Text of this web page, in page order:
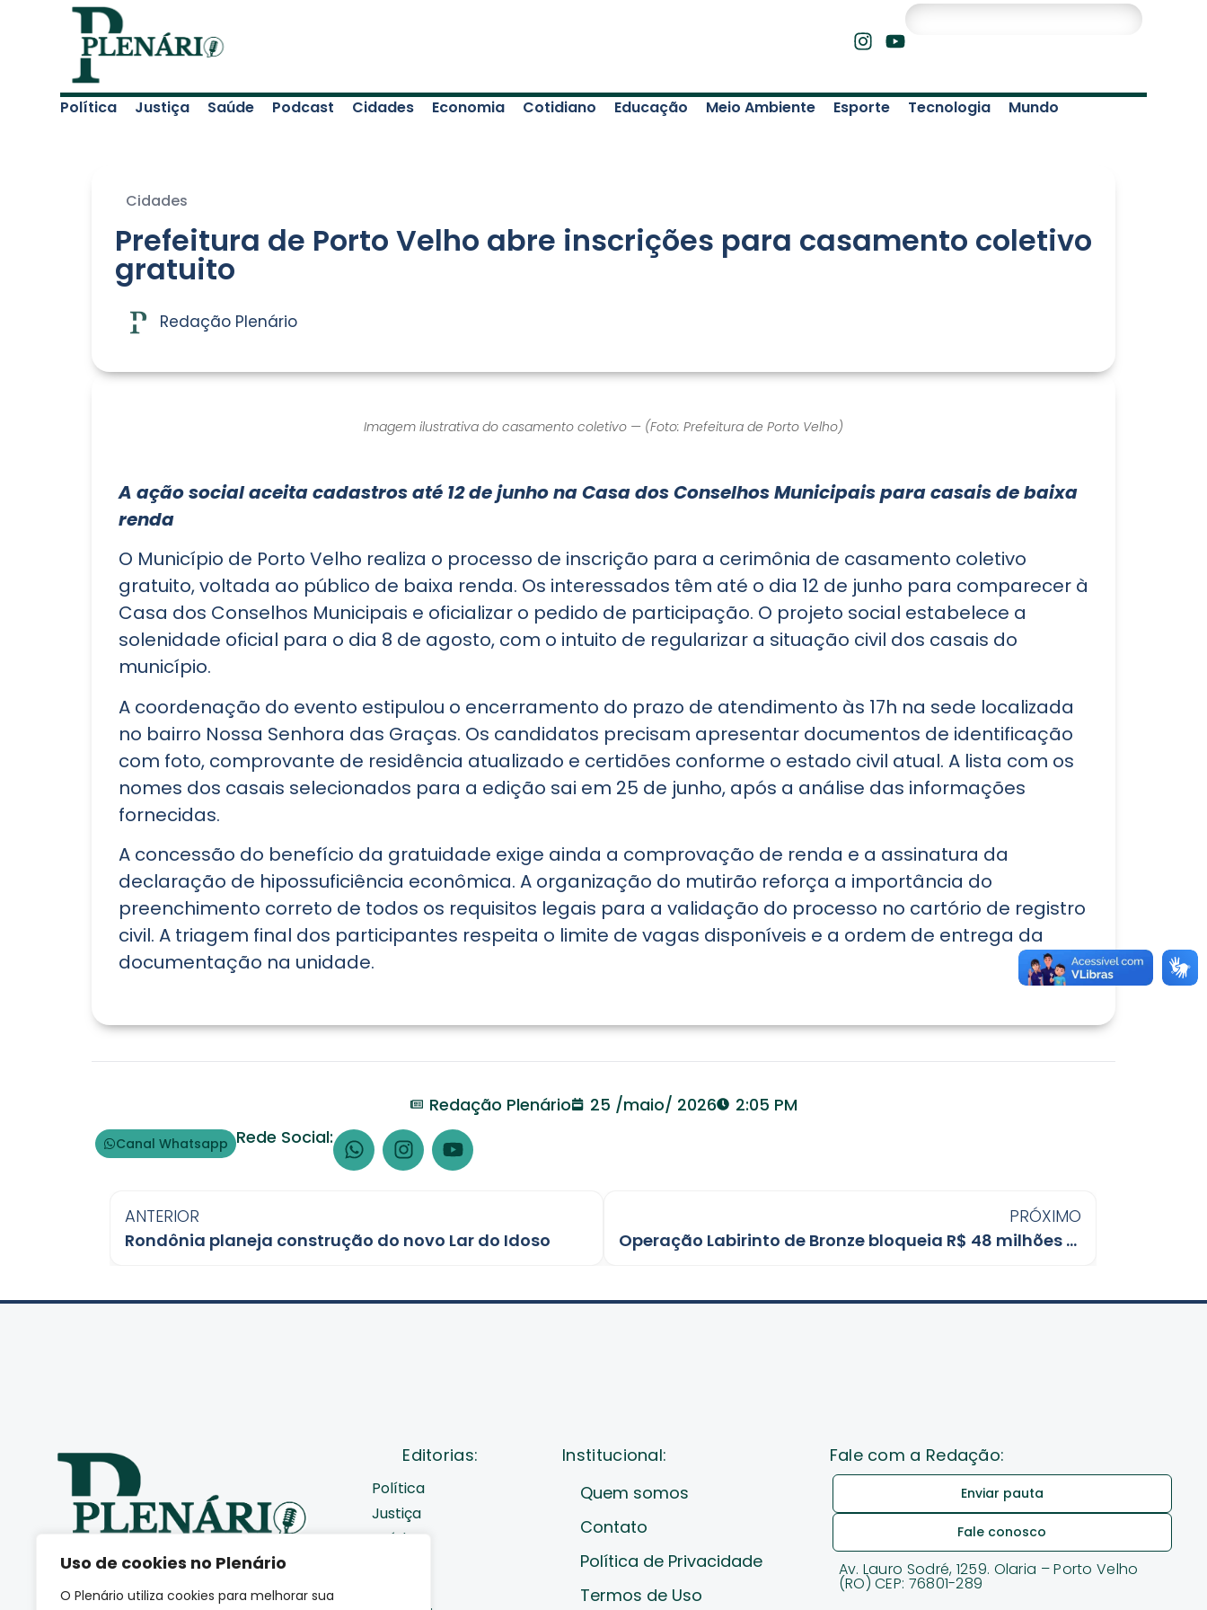
Uso de cookies no Plenário
O Plenário utiliza cookies para melhorar sua
Política Justiça Saúde Podcast Cidades Economia Cotidiano Educação Meio Ambiente Esporte Tecnologia Mundo
Cidades
Prefeitura de Porto Velho abre inscrições para casamento coletivo
gratuito
Redação Plenário
Imagem ilustrativa do casamento coletivo — (Foto: Prefeitura de Porto Velho)
A ação social aceita cadastros até 12 de junho na Casa dos Conselhos Municipais para casais de baixa
renda
O Município de Porto Velho realiza o processo de inscrição para a cerimônia de casamento coletivo
gratuito, voltada ao público de baixa renda. Os interessados têm até o dia 12 de junho para comparecer à
Casa dos Conselhos Municipais e oficializar o pedido de participação. O projeto social estabelece a
solenidade oficial para o dia 8 de agosto, com o intuito de regularizar a situação civil dos casais do
município.
A coordenação do evento estipulou o encerramento do prazo de atendimento às 17h na sede localizada
no bairro Nossa Senhora das Graças. Os candidatos precisam apresentar documentos de identificação
com foto, comprovante de residência atualizado e certidões conforme o estado civil atual. A lista com os
nomes dos casais selecionados para a edição sai em 25 de junho, após a análise das informações
fornecidas.
A concessão do benefício da gratuidade exige ainda a comprovação de renda e a assinatura da
declaração de hipossuficiência econômica. A organização do mutirão reforça a importância do
preenchimento correto de todos os requisitos legais para a validação do processo no cartório de registro
civil. A triagem final dos participantes respeita o limite de vagas disponíveis e a ordem de entrega da
documentação na unidade.
Redação Plenário 25 /maio/ 2026 2:05 PM
Canal Whatsapp Rede Social:
ANTERIOR
Rondônia planeja construção do novo Lar do Idoso
PRÓXIMO
Operação Labirinto de Bronze bloqueia R$ 48 milhões em RO
Editorias:
Política
Justiça
Saúde
Institucional:
Quem somos
Contato
Política de Privacidade
Termos de Uso
Fale com a Redação:
Enviar pauta
Fale conosco
Av. Lauro Sodré, 1259. Olaria – Porto Velho
(RO) CEP: 76801-289